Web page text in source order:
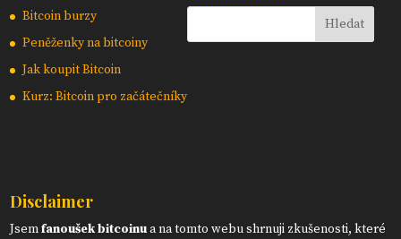
Bitcoin burzy
Peněženky na bitcoiny
Jak koupit Bitcoin
Kurz: Bitcoin pro začátečníky
Disclaimer
Jsemfanoušek bitcoinua na tomto webu shrnuji zkušenosti, které